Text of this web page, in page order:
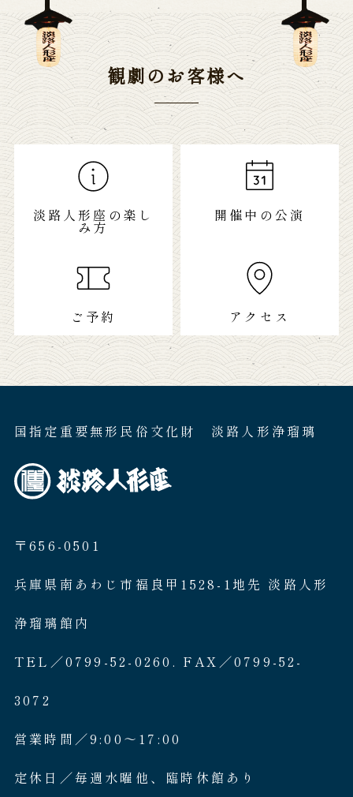
観劇のお客様へ
淡路人形座の楽し
み方
開催中の公演
ご予約 アクセス
国指定重要無形民俗文化財 淡路人形浄瑠璃
〒656-0501
兵庫県南あわじ市福良甲1528-1地先 淡路人形
浄瑠璃館内
TEL／0799-52-0260. FAX／0799-52-
3072
営業時間／9:00〜17:00
定休日／毎週水曜他、臨時休館あり